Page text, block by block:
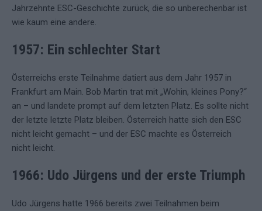
Jahrzehnte ESC-Geschichte zurück, die so unberechenbar ist
wie kaum eine andere.
1957: Ein schlechter Start
Österreichs erste Teilnahme datiert aus dem Jahr 1957 in
Frankfurt am Main. Bob Martin trat mit „Wohin, kleines Pony?“
an – und landete prompt auf dem letzten Platz. Es sollte nicht
der letzte letzte Platz bleiben. Österreich hatte sich den ESC
nicht leicht gemacht – und der ESC machte es Österreich
nicht leicht.
1966: Udo Jürgens und der erste Triumph
Udo Jürgens hatte 1966 bereits zwei Teilnahmen beim